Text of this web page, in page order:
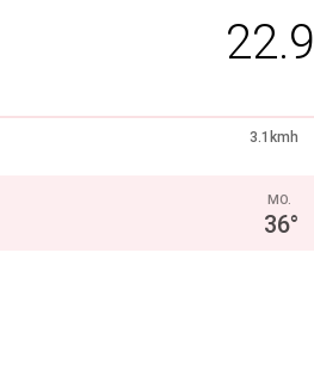
22.9
3.1kmh
MO.
36°